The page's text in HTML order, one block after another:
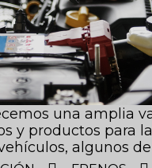
una amplia
y productos para
algunos